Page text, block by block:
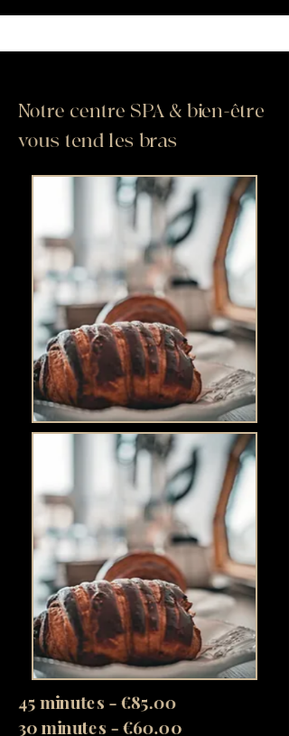
Notre centre SPA & bien-être
vous tend les bras
45 minutes - €85.00
30 minutes - €60.00